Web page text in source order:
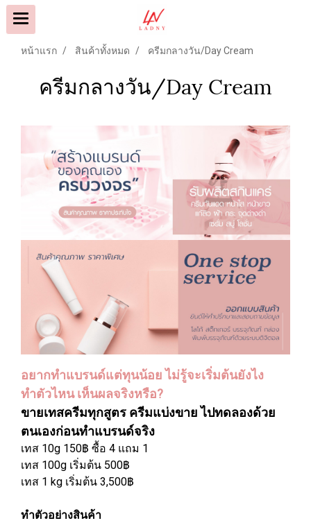
หน้าแรก สินค้าทั้งหมด ครีมกลางวัน/Day Cream
ครีมกลางวัน/Day Cream
อยากทำแบรนด์แต่ทุนน้อย ไม่รู้จะเริ่มต้นยังไง
ทำตัวไหน เห็นผลจริงหรือ?
ขายเทสครีมทุกสูตร ครีมแบ่งขาย ไปทดลองด้วย
ตนเองก่อนทำแบรนด์จริง
เทส 10g 150฿ ซื้อ 4 แถม 1
เทส 100g เริ่มต้น 500฿
เทส 1 kg เริ่มต้น 3,500฿
ทำตัวอย่างสินค้า